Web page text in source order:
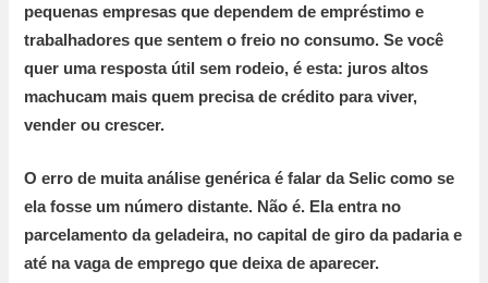
pequenas empresas que dependem de empréstimo e
trabalhadores que sentem o freio no consumo. Se você
quer uma resposta útil sem rodeio, é esta: juros altos
machucam mais quem precisa de crédito para viver,
vender ou crescer.
O erro de muita análise genérica é falar da Selic como se
ela fosse um número distante. Não é. Ela entra no
parcelamento da geladeira, no capital de giro da padaria e
até na vaga de emprego que deixa de aparecer.